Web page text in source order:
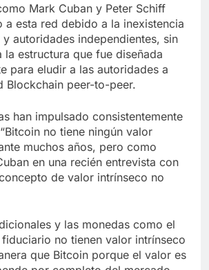
Mark Cuban y Peter Schiff
a esta red debido a la inexistencia
autoridades independientes, sin
la estructura que fue diseñada
para eludir a las autoridades a
Blockchain peer-to-peer.
han impulsado consistentemente
no tiene ningún valor
muchos años, pero como
en una recién entrevista con
de valor intrínseco no
y las monedas como el
no tienen valor intrínseco
que Bitcoin porque el valor es